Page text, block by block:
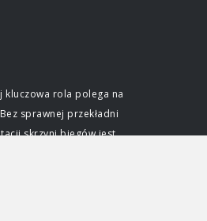
kluczowa rola polega na
sprawnej przekładni
skrzyni biegów jest